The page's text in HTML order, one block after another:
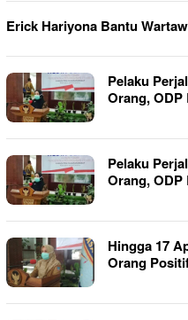
Erick Hariyona Bantu
Pelaku
Orang, ODP
Pelaku
Orang, ODP
Hingga 17
Orang